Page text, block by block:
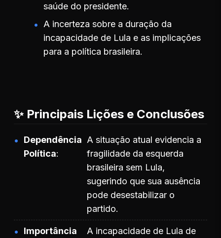
saúde do presidente.
A incerteza sobre a duração da
incapacidade de Lula e as implicações
para a política brasileira.
✨ Principais Lições e Conclusões
Dependência
Política
A situação atual evidencia a
fragilidade da esquerda
brasileira sem Lula,
sugerindo que sua ausência
pode desestabilizar o
partido.
Importância A incapacidade de Lula de